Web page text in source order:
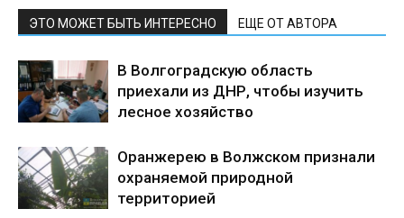
ЭТО МОЖЕТ БЫТЬ ИНТЕРЕСНО ЕЩЕ ОТ АВТОРА
В Волгоградскую область
приехали из ДНР, чтобы изучить
лесное хозяйство
Оранжерею в Волжском признали
охраняемой природной
территорией